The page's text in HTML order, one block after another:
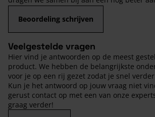
Beoordeling schrijven
Veelgestelde vragen
Hier vind je antwoorden op de meest
product. We hebben de belangrijkste
voor je op een rij gezet zodat je snel
Kun je het antwoord op jouw vraag niet
gerust contact op met een van onze
graag verder!